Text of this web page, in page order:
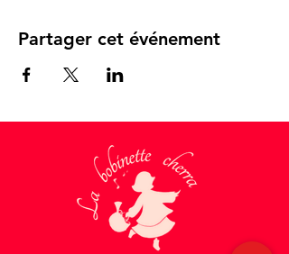
Partager cet événement